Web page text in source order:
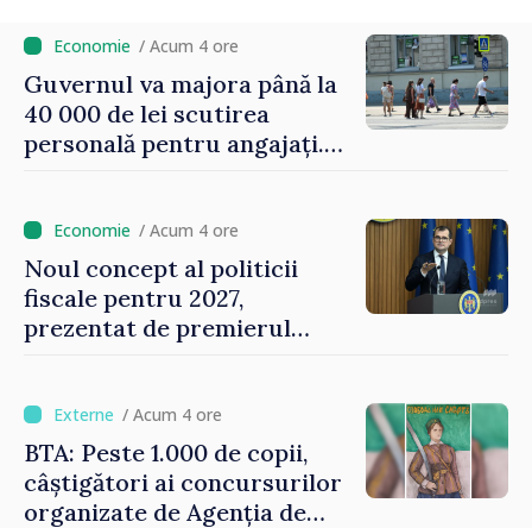
/ Acum 4 ore
Guvernul va majora până la
40 000 de lei scutirea
personală pentru angajați.
oamenilor”/ Acum 4 ore
Noul concept al politicii
fiscale pentru 2027,
prezentat de premierul
investițiile, taxăm viciile și
echilibrăm taxarea
consumului”
/ Acum 4 ore
BTA: Peste 1.000 de copii,
câștigători ai concursurilor
organizate de Agenția de